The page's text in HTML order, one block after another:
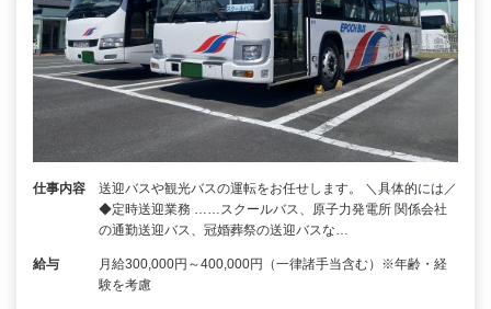
仕事内容
送迎バスや観光バスの運転をお任せします。 ＼具体的には／
◆定時送迎業務 ……スクールバス、原子力発電所 関係会社
の通勤送迎バス、冠婚葬祭の送迎バスな…
給与
月給300,000円～400,000円（一律諸手当含む）※年齢・経
験を考慮